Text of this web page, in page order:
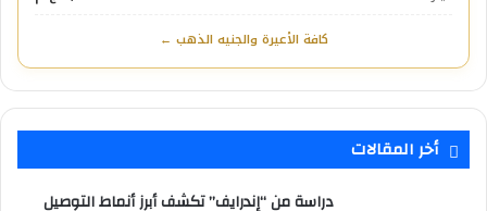
كافة الأعيرة والجنيه الذهب ←
أخر المقالات
دراسة من “إندرايف” تكشف أبرز أنماط التوصيل